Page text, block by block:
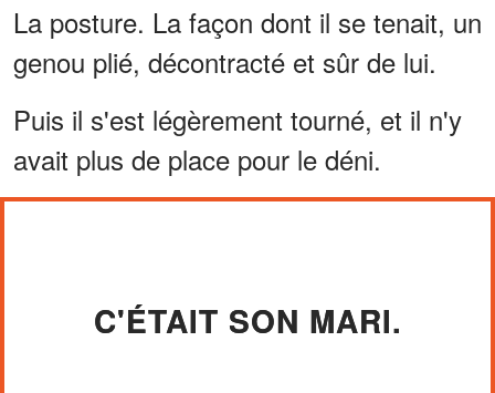
La posture. La façon dont il se tenait, un
genou plié, décontracté et sûr de lui.
Puis il s'est légèrement tourné, et il n'y
avait plus de place pour le déni.
C'ÉTAIT SON MARI.